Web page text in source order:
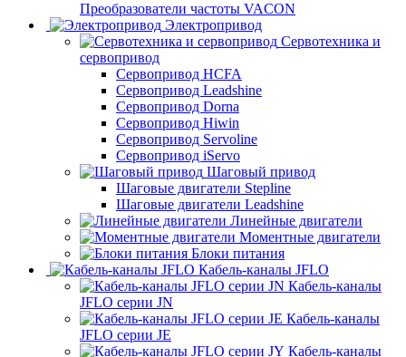
Преобразователи частоты VACON
Электропривод
Сервотехника и
сервопривод
Сервопривод HCFA
Сервопривод Leadshine
Сервопривод Dorna
Сервопривод Hiwin
Сервопривод Servoline
Сервопривод iServo
Шаговый привод
Шаговые двигатели Stepline
Шаговые двигатели Leadshine
Линейные двигатели
Моментные двигатели
Блоки питания
Кабель-каналы JFLO
Кабель-каналы
JFLO серии JN
Кабель-каналы
JFLO серии JE
Кабель-каналы